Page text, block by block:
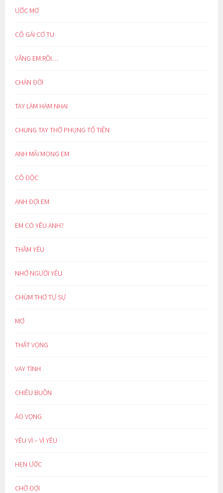
ƯỚC MƠ
CÔ GÁI CƠ TU
VẮNG EM RỒI…
CHÁN ĐỜI
TAY LÀM HÀM NHAI
CHUNG TAY THỜ PHỤNG TỔ TIÊN
ANH MÃI MONG EM
CÔ ĐỘC
ANH ĐỢI EM
EM CÓ YÊU ANH?
THẦM YÊU
NHỚ NGƯỜI YÊU
CHÙM THƠ TỰ SỰ
MƠ
THẤT VỌNG
VAY TÌNH
CHIỀU BUỒN
ẢO VỌNG
YÊU VÌ – VÌ YÊU
HẸN ƯỚC
CHỜ ĐỢI